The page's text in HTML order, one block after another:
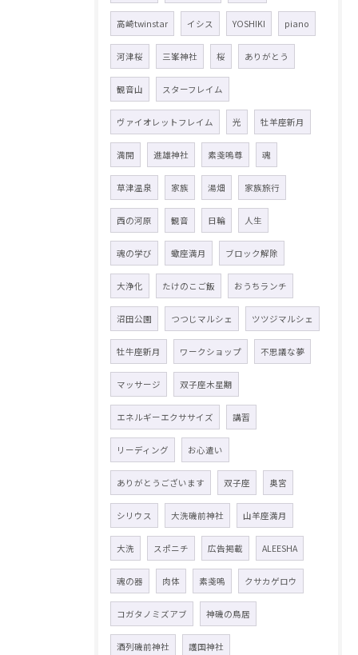
高崎twinstar イシス YOSHIKI piano
河津桜 三峯神社 桜 ありがとう
観音山 スターフレイム
ヴァイオレットフレイム 光 牡羊座新月
満開 進雄神社 素戔嗚尊 魂
草津温泉 家族 湯畑 家族旅行
西の河原 観音 日輪 人生
魂の学び 蠍座満月 ブロック解除
大浄化 たけのこご飯 おうちランチ
沼田公園 つつじマルシェ ツツジマルシェ
牡牛座新月 ワークショップ 不思議な夢
マッサージ 双子座木星期
エネルギーエクササイズ 講習
リーディング お心遣い
ありがとうございます 双子座 奥宮
シリウス 大洗磯前神社 山羊座満月
大洗 スポニチ 広告掲載 ALEESHA
魂の器 肉体 素戔嗚 クサカゲロウ
コガタノミズアブ 神磯の鳥居
酒列磯前神社 護国神社